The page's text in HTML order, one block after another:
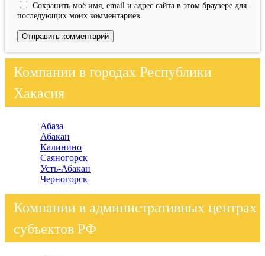
Сохранить моё имя, email и адрес сайта в этом браузере для
последующих моих комментариев.
Компании в городах Республики
Хакасия
Абаза
Абакан
Калинино
Саяногорск
Усть-Абакан
Черногорск
Компании в административных центрах
субъектов РФ